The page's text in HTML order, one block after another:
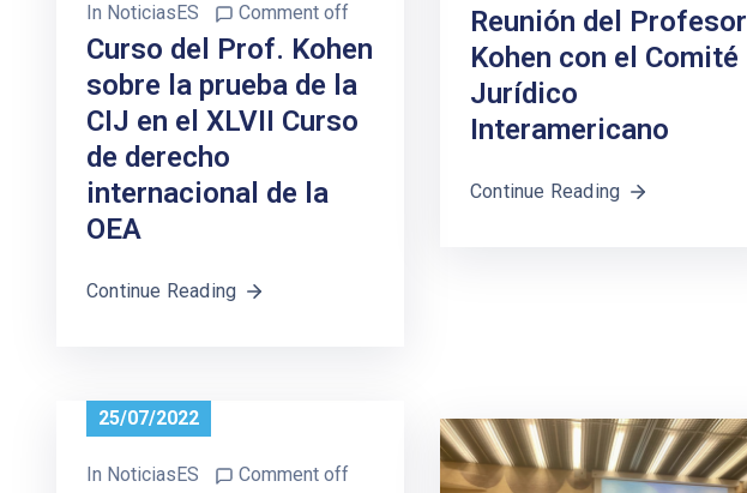
In NoticiasES Comment off
Curso del Prof. Kohen
sobre la prueba de la
CIJ en el XLVII Curso
de derecho
internacional de la
OEA
Continue Reading
Reunión del Profesor
Kohen con el Comité
Jurídico
Interamericano
Continue Reading
25/07/2022
In NoticiasES Comment off